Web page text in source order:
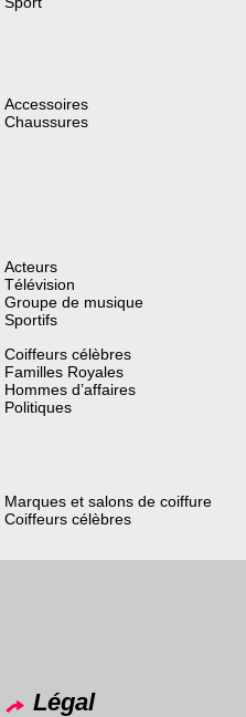
Accessoires
Chaussures
Acteurs
Télévision
Groupe de musique
Sportifs
Coiffeurs célèbres
Familles Royales
Hommes d’affaires
Politiques
Marques et salons de coiffure
Coiffeurs célèbres
Légal